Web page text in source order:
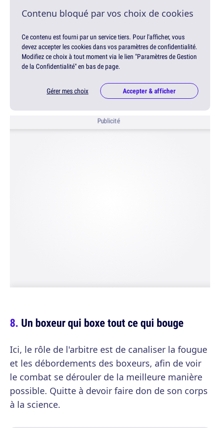
Contenu bloqué par vos choix de cookies
Ce contenu est fourni par un service tiers. Pour l'afficher, vous
devez accepter les cookies dans vos paramètres de confidentialité.
Modifiez ce choix à tout moment via le lien "Paramètres de Gestion
de la Confidentialité" en bas de page.
Gérer mes choix Accepter & afficher
Publicité
Un boxeur qui boxe tout ce qui bouge
Ici, le rôle de l'arbitre est de canaliser la fougue
et les débordements des boxeurs, afin de voir
le combat se dérouler de la meilleure manière
possible. Quitte à devoir faire don de son corps
à la science.